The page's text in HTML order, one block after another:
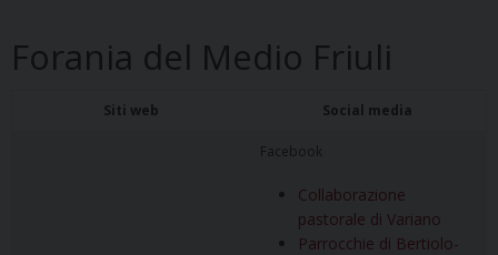
Forania del Medio Friuli
Siti web Social media
Facebook
Collaborazione
pastorale di Variano
Parrocchie di Bertiolo-